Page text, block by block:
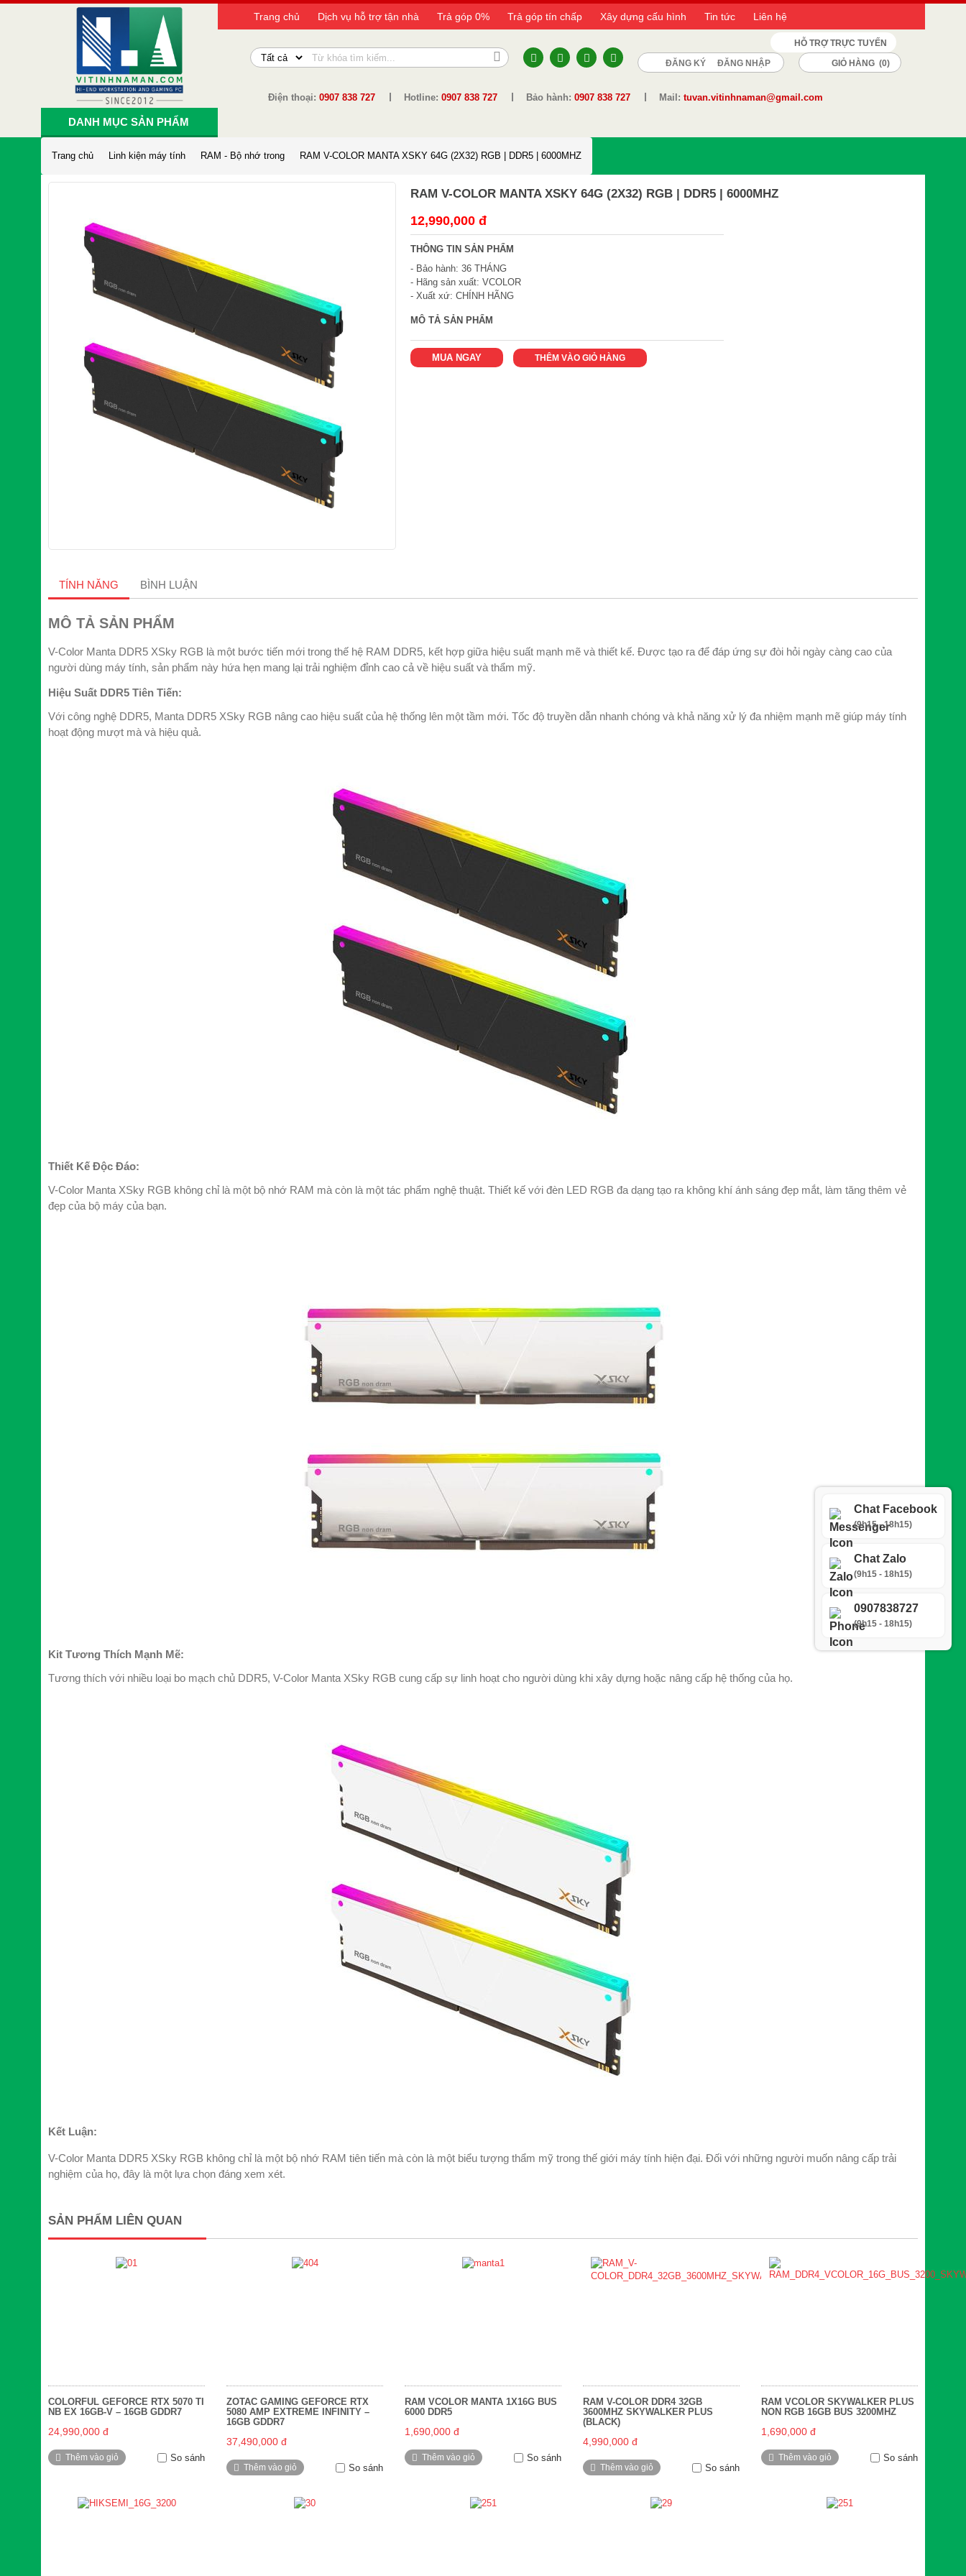
DANH MỤC SẢN PHẨM
Trang chủ Dịch vụ hỗ trợ tận nhà Trả góp 0% Trả góp tín chấp Xây dựng cấu hình Tin tức Liên hệ
HỖ TRỢ TRỰC TUYẾN
ĐĂNG KÝ
ĐĂNG NHẬP GIỎ HÀNG (0)
Điện thoại: 0907 838 727 Hotline: 0907 838 727 Bảo hành: 0907 838 727 Mail: tuvan.vitinhnaman@gmail.com
Trang chủ Linh kiện máy tính RAM - Bộ nhớ trong RAM V-COLOR MANTA XSKY 64G (2X32) RGB | DDR5 | 6000MHZ
RAM V-COLOR MANTA XSKY 64G (2X32) RGB | DDR5 | 6000MHZ
12,990,000 đ
THÔNG TIN SẢN PHẨM
- Bảo hành: 36 THÁNG
- Hãng sản xuất: VCOLOR
- Xuất xứ: CHÍNH HÃNG
MÔ TẢ SẢN PHẨM
MUA NGAY THÊM VÀO GIỎ HÀNG
TÍNH NĂNG BÌNH LUẬN
MÔ TẢ SẢN PHẨM
V-Color Manta DDR5 XSky RGB là một bước tiến mới trong thế hệ RAM DDR5, kết hợp giữa hiệu suất mạnh mẽ và thiết kế. Được tạo ra để đáp ứng sự đòi hỏi ngày càng cao của
người dùng máy tính, sản phẩm này hứa hẹn mang lại trải nghiệm đỉnh cao cả về hiệu suất và thẩm mỹ.
Hiệu Suất DDR5 Tiên Tiến:
Với công nghệ DDR5, Manta DDR5 XSky RGB nâng cao hiệu suất của hệ thống lên một tầm mới. Tốc độ truyền dẫn nhanh chóng và khả năng xử lý đa nhiệm mạnh mẽ giúp máy tính
hoạt động mượt mà và hiệu quả.
Thiết Kế Độc Đáo:
V-Color Manta XSky RGB không chỉ là một bộ nhớ RAM mà còn là một tác phẩm nghệ thuật. Thiết kế với đèn LED RGB đa dạng tạo ra không khí ánh sáng đẹp mắt, làm tăng thêm vẻ
đẹp của bộ máy của bạn.
Kit Tương Thích Mạnh Mẽ:
Tương thích với nhiều loại bo mạch chủ DDR5, V-Color Manta XSky RGB cung cấp sự linh hoạt cho người dùng khi xây dựng hoặc nâng cấp hệ thống của họ.
Kết Luận:
V-Color Manta DDR5 XSky RGB không chỉ là một bộ nhớ RAM tiên tiến mà còn là một biểu tượng thẩm mỹ trong thế giới máy tính hiện đại. Đối với những người muốn nâng cấp trải
nghiệm của họ, đây là một lựa chọn đáng xem xét.
SẢN PHẨM LIÊN QUAN
COLORFUL GEFORCE RTX 5070 TI
NB EX 16GB-V – 16GB GDDR7
24,990,000 đ
Thêm vào giỏ So sánh
ZOTAC GAMING GEFORCE RTX
5080 AMP EXTREME INFINITY –
16GB GDDR7
37,490,000 đ
Thêm vào giỏ So sánh
RAM VCOLOR MANTA 1X16G BUS
6000 DDR5
1,690,000 đ
Thêm vào giỏ So sánh
RAM V-COLOR DDR4 32GB
3600MHZ SKYWALKER PLUS
(BLACK)
4,990,000 đ
Thêm vào giỏ So sánh
RAM VCOLOR SKYWALKER PLUS
NON RGB 16GB BUS 3200MHZ
1,690,000 đ
Thêm vào giỏ So sánh
Chat Facebook
(9h15 - 18h15)
Chat Zalo
(9h15 - 18h15)
0907838727
(9h15 - 18h15)